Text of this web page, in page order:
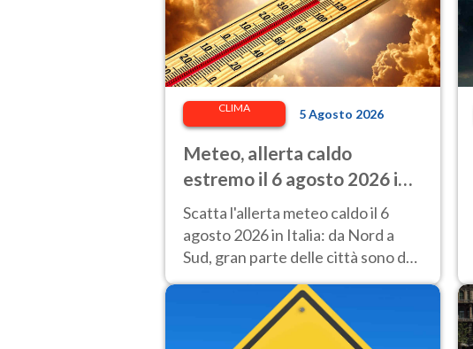
CLIMA 5 Agosto 2026
Meteo, allerta caldo
estremo il 6 agosto 2026 in
27 città: Italia da bollino
rosso
Scatta l'allerta meteo caldo il 6
agosto 2026 in Italia: da Nord a
Sud, gran parte delle città sono da
bollino rosso.